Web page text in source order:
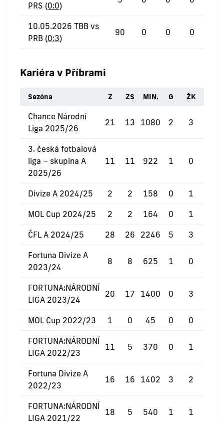
PRS (0:0)
10.05.2026 TBB vs
PRB (0:3)
90 0 0 0
Kariéra v Příbrami
Sezóna Z ZS MIN. G ŽK
Chance Národní
Liga 2025/26
21 13 1080 2 3
3. česká fotbalová
liga – skupina A
2025/26
11 11 922 1 0
Divize A 2024/25 2 2 158 0 1
MOL Cup 2024/25 2 2 164 0 1
ČFL A 2024/25 28 26 2246 5 3
Fortuna Divize A
2023/24
8 8 625 1 0
FORTUNA:NÁRODNÍ
LIGA 2023/24
20 17 1400 0 3
MOL Cup 2022/23 1 0 45 0 0
FORTUNA:NÁRODNÍ
LIGA 2022/23
11 5 370 0 1
Fortuna Divize A
2022/23
16 16 1402 3 2
FORTUNA:NÁRODNÍ
LIGA 2021/22
18 5 540 1 1